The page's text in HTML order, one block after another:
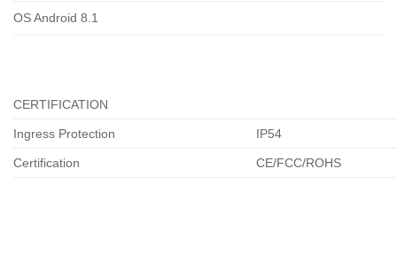
OS Android 8.1
CERTIFICATION
Ingress Protection IP54
Certification CE/FCC/ROHS